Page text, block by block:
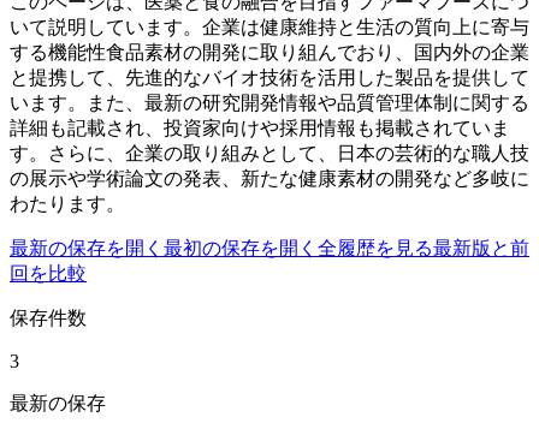
いて説明しています。企業は健康維持と生活の質向上に寄与
する機能性食品素材の開発に取り組んでおり、国内外の企業
と提携して、先進的なバイオ技術を活用した製品を提供して
います。また、最新の研究開発情報や品質管理体制に関する
詳細も記載され、投資家向けや採用情報も掲載されていま
す。さらに、企業の取り組みとして、日本の芸術的な職人技
の展示や学術論文の発表、新たな健康素材の開発など多岐に
わたります。
最新の保存を開く 最初の保存を開く 全履歴を見る最新版と前
回を比較
保存件数
3
最新の保存